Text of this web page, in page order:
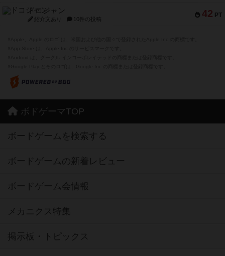
42 PT
ドコジャン
紹介文あり 10件の投稿
ボドゲーマTOP
ボードゲームを検索する
ボードゲームの新着レビュー
ボードゲーム会情報
メカニクス特集
掲示板・トピックス